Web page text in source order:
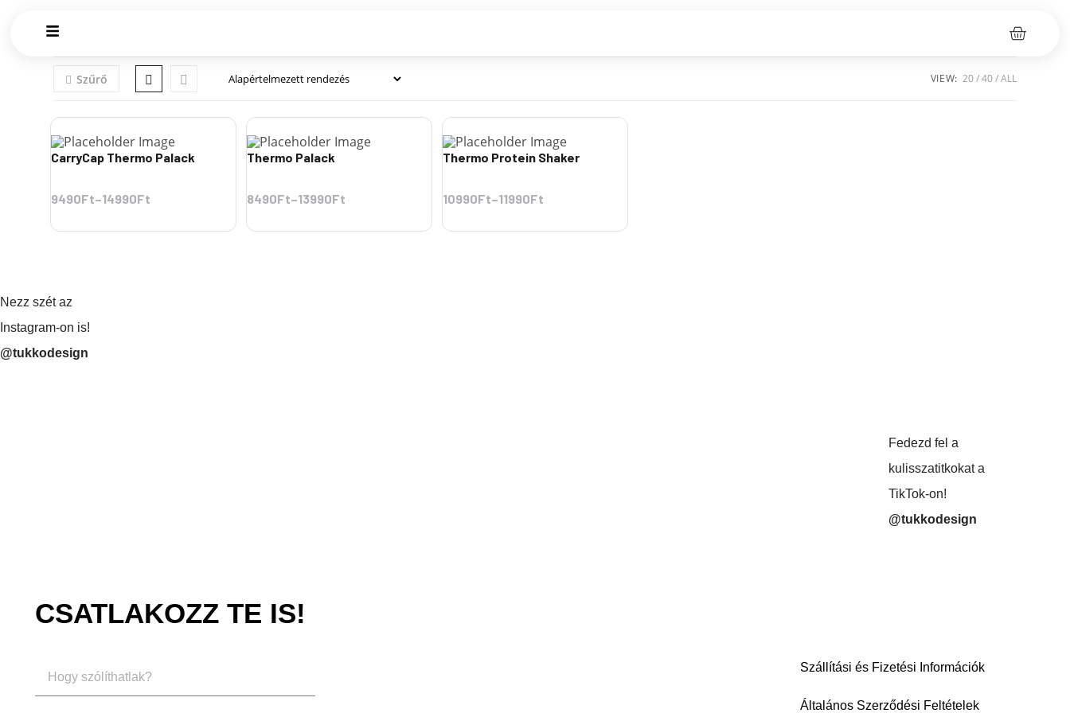
Szűrő VIEW: 20 40 ALL
CarryCap Thermo Palack
9490Ft–14990Ft
Thermo Palack
8490Ft–13990Ft
Thermo Protein Shaker
10990Ft–11990Ft
Nezz szét az
Instagram-on is!
@tukkodesign
Fedezd fel a
kulisszatitkokat a
TikTok-on!
@tukkodesign
CSATLAKOZZ TE IS!
Szállítási és Fizetési Információk
Általános Szerződési Feltételek